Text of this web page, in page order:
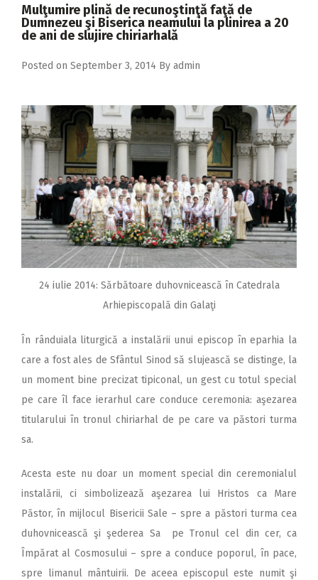
2018
2017
2014
2013
2011
2010
2009
Mulţumire plină de recunoştinţă faţă de
Dumnezeu şi Biserica neamului la plinirea a 20
de ani de slujire chiriarhală
Posted on September 3, 2014 By admin
24 iulie 2014: Sărbătoare duhovnicească în Catedrala
Arhiepiscopală din Galaţi
În rânduiala liturgică a instalării unui episcop în eparhia la
care a fost ales de Sfântul Sinod să slujească se distinge, la
un moment bine precizat tipiconal, un gest cu totul special
pe care îl face ierarhul care conduce ceremonia: aşezarea
titularului în tronul chiriarhal de pe care va păstori turma
sa.
Acesta este nu doar un moment special din ceremonialul
instalării, ci simbolizează aşezarea lui Hristos ca Mare
Păstor, în mijlocul Bisericii Sale – spre a păstori turma cea
duhovnicească şi şederea Sa pe Tronul cel din cer, ca
Împărat al Cosmosului – spre a conduce poporul, în pace,
spre limanul mântuirii. De aceea episcopul este numit şi